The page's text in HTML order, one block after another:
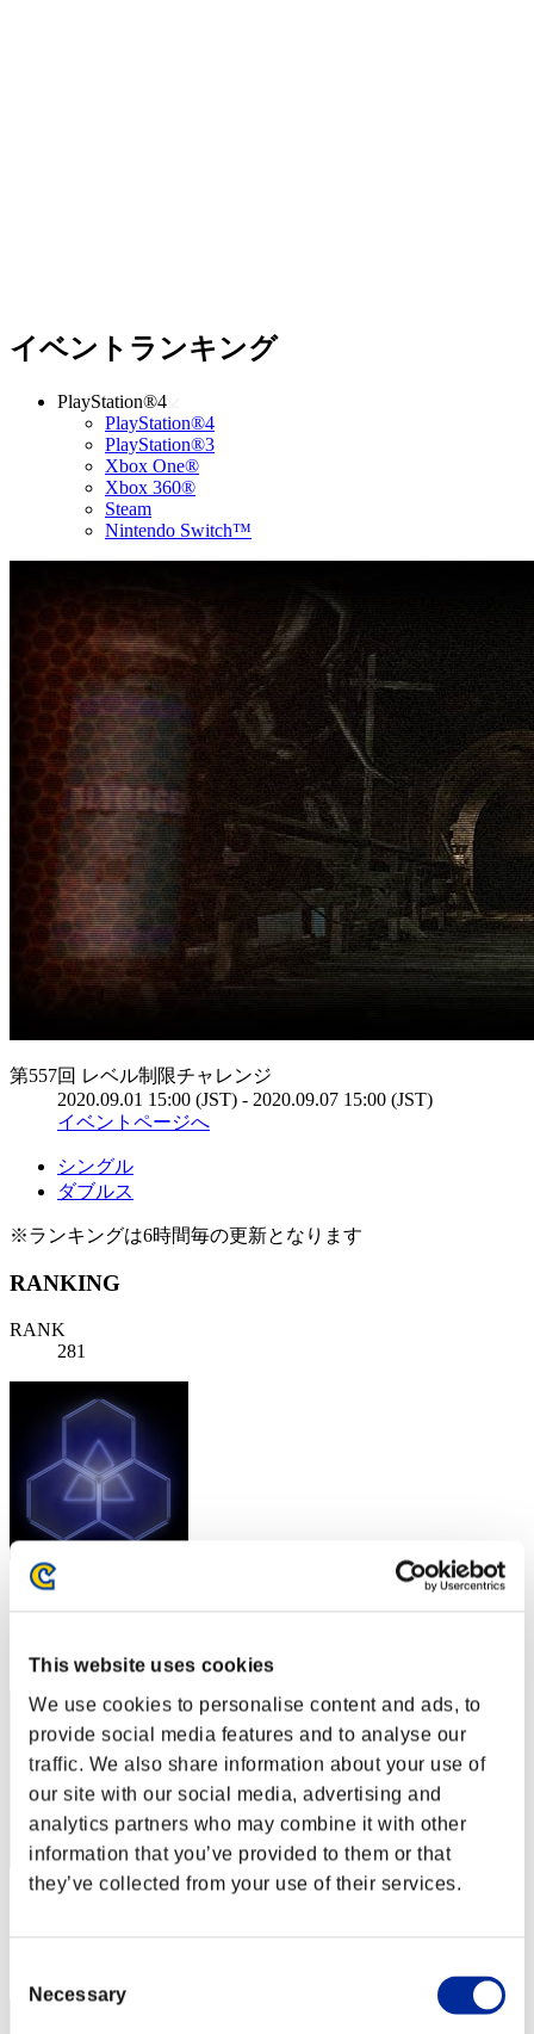
This website uses cookies
We use cookies to personalise content and ads, to
provide social media features and to analyse our
traffic. We also share information about your use of
our site with our social media, advertising and
analytics partners who may combine it with other
information that you’ve provided to them or that
they’ve collected from your use of their services.
Selection
Necessary
イベントランキング
PlayStation®4
PlayStation®4
PlayStation®3
Xbox One®
Xbox 360®
Steam
Nintendo Switch™
第557回 レベル制限チャレンジ
2020.09.01 15:00 (JST) - 2020.09.07 15:00 (JST)
イベントページへ
シングル
ダブルス
※ランキングは6時間毎の更新となります
RANKING
RANK
281
スコア: -
282